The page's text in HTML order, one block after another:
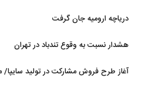
دریاچه ارومیه جان گرفت
هشدار نسبت به وقوع تندباد در تهران
آغاز طرح فروش مشارکت در تولید